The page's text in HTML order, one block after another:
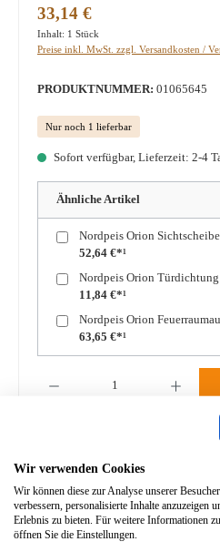
Regulärer Preis:
33,14 €
Inhalt: 1 Stück
Preise inkl. MwSt. zzgl. Versandkosten /
PRODUKTNUMMER: 01065645
Nur noch 1 lieferbar
Sofort verfügbar, Lieferzeit: 2-4
Ähnliche Artikel
Nordpeis Orion Sichtscheibe
52,64 €*¹
Nordpeis Orion Türdichtung
11,84 €*¹
Nordpeis Orion
63,65 €*¹
Wir verwenden Cookies
Wir können diese zur Analyse unserer
verbessern, personalisierte Inhalte anzuzeigen
Erlebnis zu bieten. Für weitere Informationen
öffnen Sie die Einstellungen.